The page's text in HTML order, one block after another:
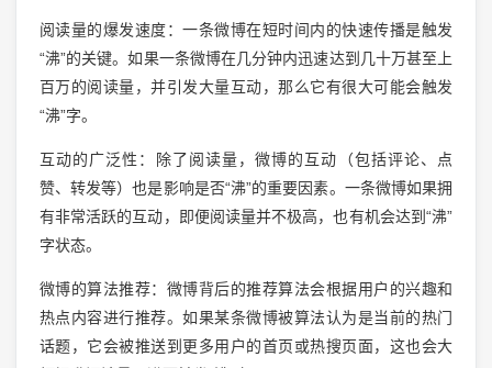
阅读量的爆发速度：一条微博在短时间内的快速传播是触发
“沸”的关键。如果一条微博在几分钟内迅速达到几十万甚至上
百万的阅读量，并引发大量互动，那么它有很大可能会触发
“沸”字。
互动的广泛性：除了阅读量，微博的互动（包括评论、点
赞、转发等）也是影响是否“沸”的重要因素。一条微博如果拥
有非常活跃的互动，即便阅读量并不极高，也有机会达到“沸”
字状态。
微博的算法推荐：微博背后的推荐算法会根据用户的兴趣和
热点内容进行推荐。如果某条微博被算法认为是当前的热门
话题，它会被推送到更多用户的首页或热搜页面，这也会大